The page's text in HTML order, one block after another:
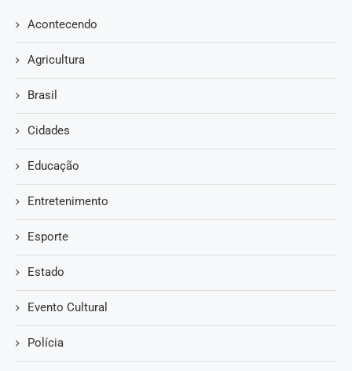
Acontecendo
Agricultura
Brasil
Cidades
Educação
Entretenimento
Esporte
Estado
Evento Cultural
Polícia